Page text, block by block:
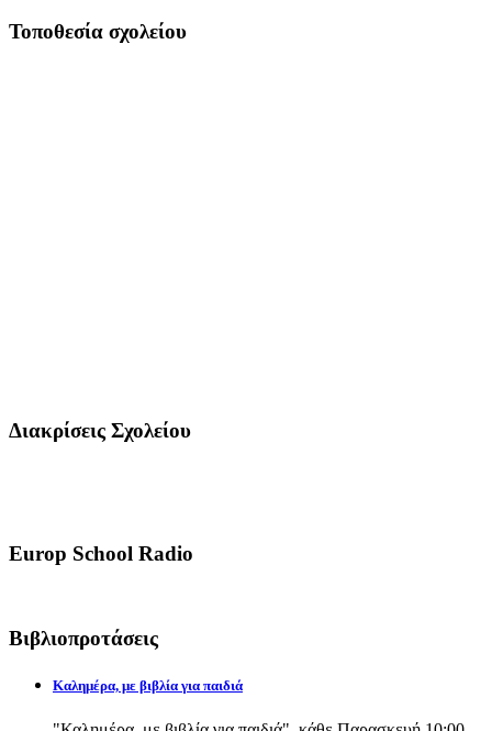
Τοποθεσία σχολείου
Διακρίσεις Σχολείου
Europ School Radio
Βιβλιοπροτάσεις
Καλημέρα, με βιβλία για παιδιά